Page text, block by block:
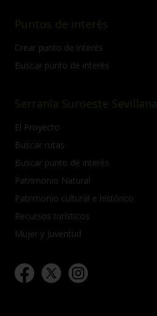
Puntos de interés
Crear punto de interés
Buscar punto de interés
Serranía Suroeste Sevillana
El Proyecto
Buscar rutas
Buscar punto de interés
Patrimonio Natural
Patrimonio cultural e histórico
Recursos turísticos
Mujer y Juventud